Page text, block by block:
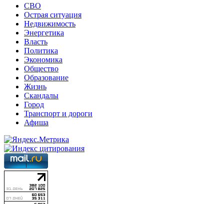
СВО
Острая ситуация
Недвижимость
Энергетика
Власть
Политика
Экономика
Общество
Образование
Жизнь
Скандалы
Город
Транспорт и дороги
Афиша